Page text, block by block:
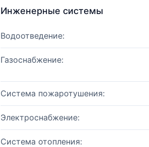
Инженерные системы
Водоотведение:
Газоснабжение:
Система пожаротушения:
Электроснабжение:
Система отопления: